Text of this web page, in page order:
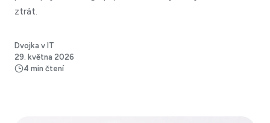
ztrát.
Dvojka v IT
29. května 2026
4 min čtení